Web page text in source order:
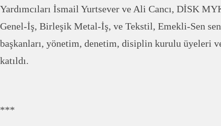
Yardımcıları İsmail Yurtsever ve Ali Cancı, DİSK
Genel-İş, Birleşik Metal-İş, ve Tekstil, Emekli-Sen
başkanları, yönetim, denetim, disiplin kurulu üyeleri
katıldı.
***